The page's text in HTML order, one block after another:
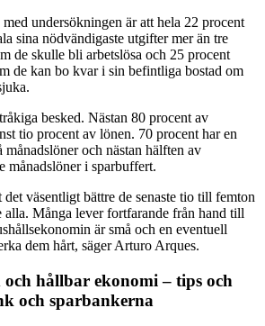
undersökningen är att hela 22 procent
sina nödvändigaste utgifter mer än tre
de skulle bli arbetslösa och 25 procent
de kan bo kvar i sin befintliga bostad om
tråkiga besked. Nästan 80 procent av
tio procent av lönen. 70 procent har en
och nästan hälften av
månadslöner i sparbuffert.
väsentligt bättre de senaste tio till femton
alla. Många lever fortfarande från hand till
är små och en eventuell
dem hårt, säger Arturo Arques.
och hållbar ekonomi – tips och
och sparbankerna